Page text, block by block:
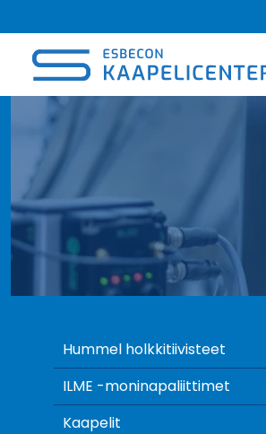
sisältöön
Hummel holkkitiivisteet
ILME -moninapaliittimet
Kaapelit